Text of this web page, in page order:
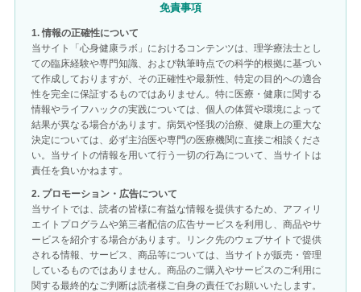
免責事項
1. 情報の正確性について
当サイト「心身健康ラボ」におけるコンテンツは、理学療法士とし
ての臨床経験や専門知識、および執筆時点での科学的根拠に基づい
て作成しておりますが、その正確性や最新性、特定の目的への適合
性を完全に保証するものではありません。特に医療・健康に関する
情報やライフハックの実践については、個人の体質や環境によって
結果が異なる場合があります。病気や怪我の治療、健康上の重大な
決定については、必ず主治医や専門の医療機関に直接ご相談くださ
い。当サイトの情報を用いて行う一切の行為について、当サイトは
責任を負いかねます。
2. プロモーション・広告について
当サイトでは、読者の皆様に有益な情報を提供するため、アフィリ
エイトプログラムや第三者配信の広告サービスを利用し、商品やサ
ービスを紹介する場合があります。リンク先のウェブサイトで提供
される情報、サービス、商品等については、当サイトが販売・管理
しているものではありません。商品のご購入やサービスのご利用に
関する最終的なご判断は読者様ご自身の責任でお願いいたします。